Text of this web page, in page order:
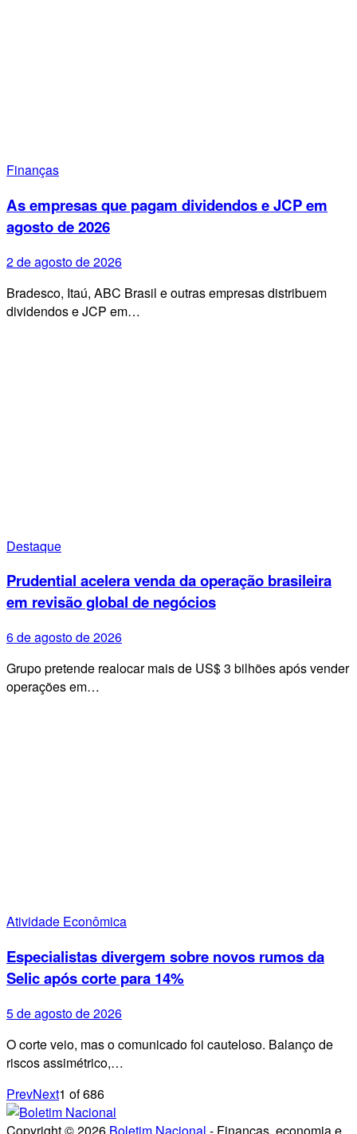
Finanças
As empresas que pagam dividendos e JCP em
agosto de 2026
2 de agosto de 2026
Bradesco, Itaú, ABC Brasil e outras empresas distribuem
dividendos e JCP em…
Destaque
Prudential acelera venda da operação brasileira
em revisão global de negócios
6 de agosto de 2026
Grupo pretende realocar mais de US$ 3 bilhões após vender
operações em…
Atividade Econômica
Especialistas divergem sobre novos rumos da
Selic após corte para 14%
5 de agosto de 2026
O corte veio, mas o comunicado foi cauteloso. Balanço de
riscos assimétrico,…
PrevNext1 of686
Copyright © 2026 Boletim Nacional - Finanças, economia e